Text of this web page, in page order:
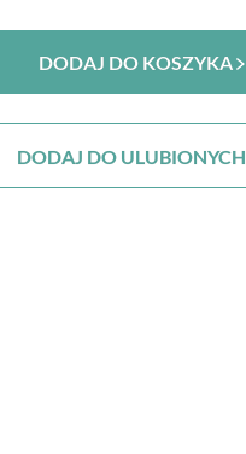
DODAJ DO KOSZYKA
DODAJ DO ULUBIONYCH